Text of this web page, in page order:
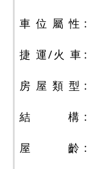
車 位 屬 性
捷 運/火 車
房 屋 類 型
結 構
屋 齡